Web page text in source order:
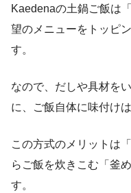
Kaedenaの土鍋ご飯は
望のメニューをトッピ
す。
なので、だしや具材を
に、ご飯自体に味付け
この方式のメリットは
らご飯を炊きこむ「釜
す。